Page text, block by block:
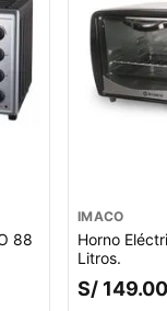
88
IMACO
Horno
Litros.
S/ 149.00